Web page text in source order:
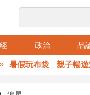
政治 品
暑假玩布袋 親子暢遊海